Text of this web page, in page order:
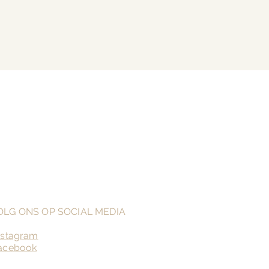
ONS OP SOCIAL MEDIA